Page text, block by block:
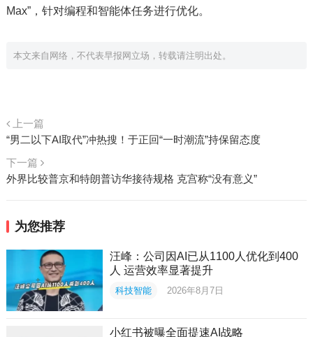
Max”，针对编程和智能体任务进行优化。
本文来自网络，不代表早报网立场，转载请注明出处。
上一篇
“男二以下AI取代”冲热搜！于正回“一时潮流”持保留态度
下一篇
外界比较普京和特朗普访华接待规格 克宫称“没有意义”
为您推荐
汪峰：公司因AI已从1100人优化到400
人 运营效率显著提升
科技智能 2026年8月7日
小红书被曝全面提速AI战略